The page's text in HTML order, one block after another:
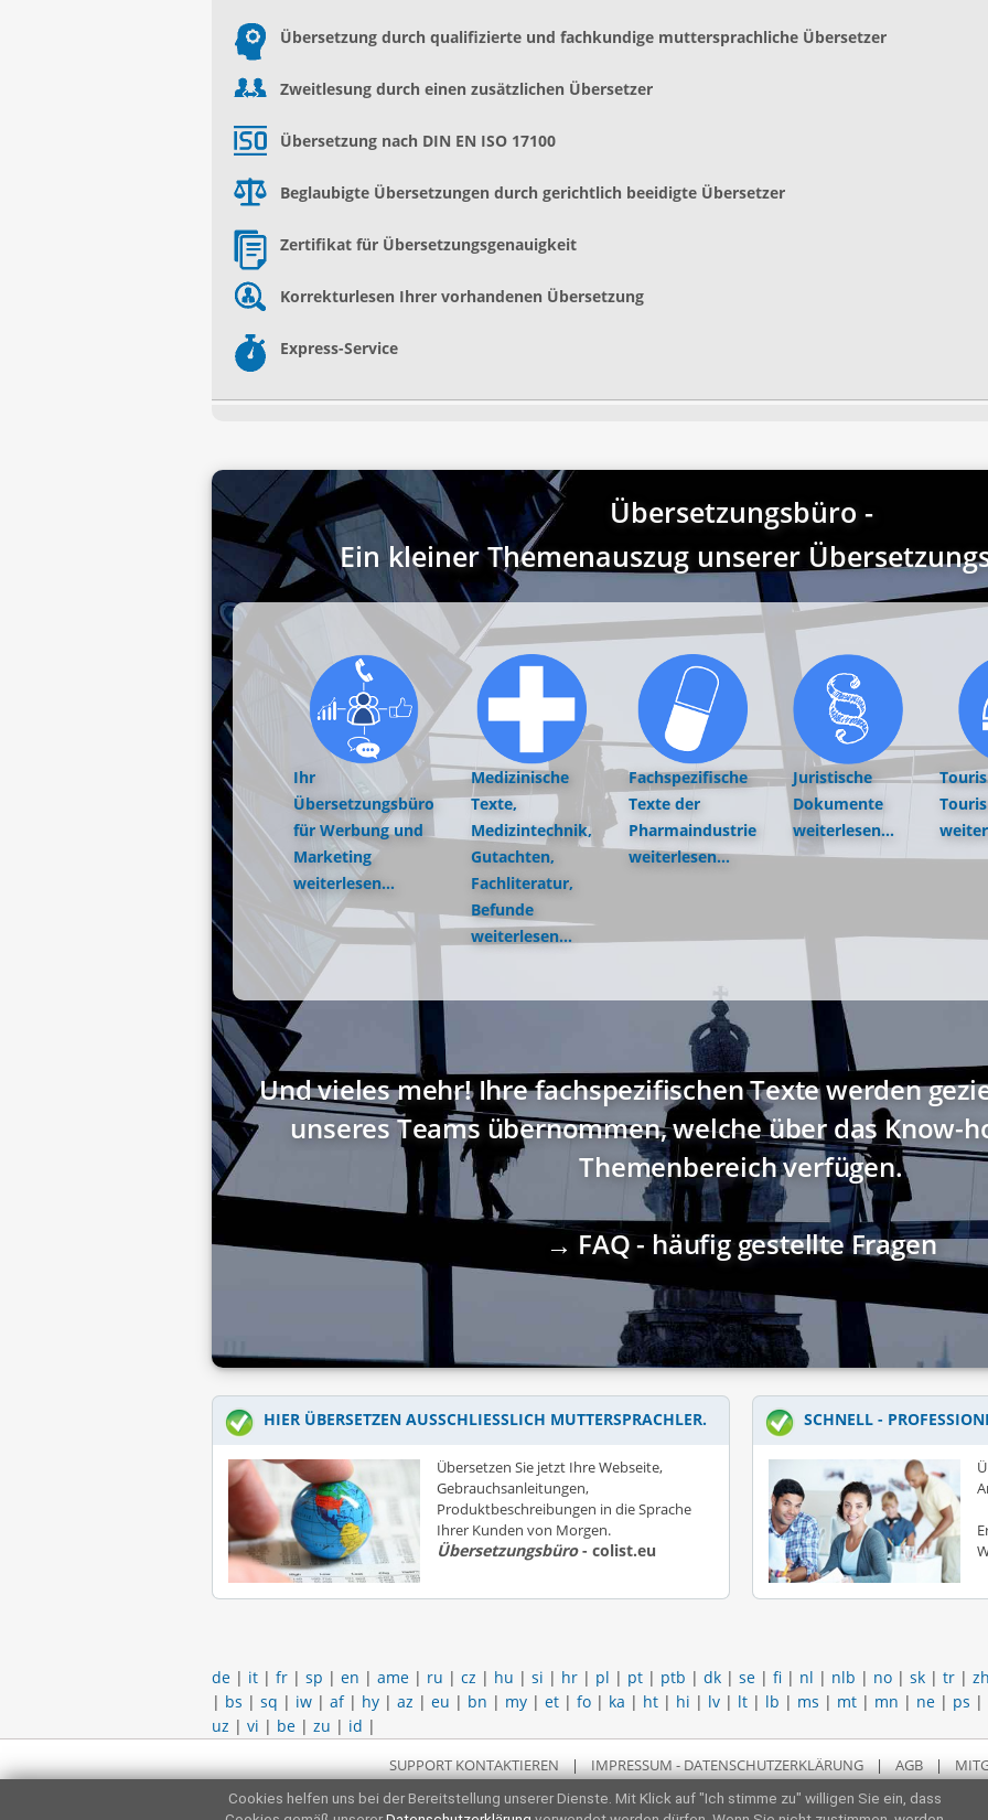
Übersetzung durch qualifizierte und fachkundige muttersprachliche Übersetzer
Zweitlesung durch einen zusätzlichen Übersetzer
Übersetzung nach DIN EN ISO 17100
Beglaubigte Übersetzungen durch gerichtlich beeidigte Übersetzer
Zertifikat für Übersetzungsgenauigkeit
Korrekturlesen Ihrer vorhandenen Übersetzung
Express-Service
Übersetzungsbüro -
Ein kleiner Themenauszug unserer
Ihr
Übersetzungsbüro
für Werbung und
Marketing
weiterlesen...
Medizinische
Texte,
Medizintechnik,
Gutachten,
Fachliteratur,
Befunde
weiterlesen...
Fachspezifische
Texte der
Pharmaindustrie
weiterlesen...
Juristische
Dokumente
weiterlesen...
Und vieles mehr! Ihre fachspezifischen Texte werden
unseres Teams übernommen, welche über das Know-
Themenbereich verfügen.
→ FAQ - häufig gestellte Fragen
HIER ÜBERSETZEN AUSSCHLIESSLICH MUTTERSPRACHLER.
Übersetzen Sie jetzt Ihre Webseite,
Gebrauchsanleitungen,
Produktbeschreibungen in die Sprache
Ihrer Kunden von Morgen.
Übersetzungsbüro- colist.eu
SCHNELL -
de | it | fr | sp | en | ame | ru | cz | hu | si | hr | pl | pt | ptb | dk | se | fi | nl | nlb | no | sk | tr |
| bs | sq | iw | af| hy | az | eu | bn | my | et | fo | ka | ht | hi | lv | lt | lb | ms | mt | mn | ne | ps |
uz | vi | be | zu | id |
SUPPORT KONTAKTIEREN | IMPRESSUM - DATENSCHUTZERKLÄRUNG | AGB |
Cookies helfen uns bei der Bereitstellung unserer Dienste. Mit Klick auf "Ich stimme zu" willigen Sie ein, dass